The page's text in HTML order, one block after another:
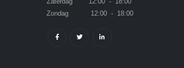
Zondag 12:00 - 18:00